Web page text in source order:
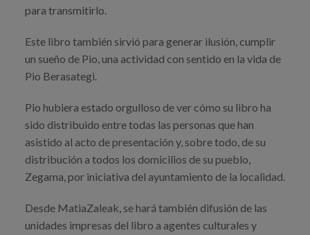
para transmitirlo.
Este libro también sirvió para generar ilusión, cumplir
un sueño de Pio, una actividad con sentido en la vida de
Pio Berasategi.
Pio hubiera estado orgulloso de ver cómo su libro ha
sido distribuido entre todas las personas que han
asistido al acto de presentación y, sobre todo, de su
distribución a todos los domicilios de su pueblo,
Zegama, por iniciativa del ayuntamiento de la localidad.
Desde MatiaZaleak, se hará también difusión de las
unidades impresas del libro a agentes culturales y